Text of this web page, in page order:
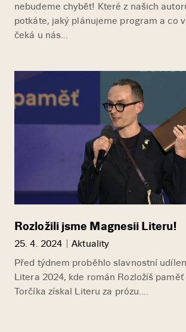
nebudeme chybět! Které z našich
potkáte, jaký plánujeme program a co
čeká u nás...
Rozložili jsme Magnesii Literu!
25. 4. 2024
Aktuality
Před týdnem proběhlo slavnostní
Litera 2024, kde román Rozložíš
Torčíka získal Literu za prózu....